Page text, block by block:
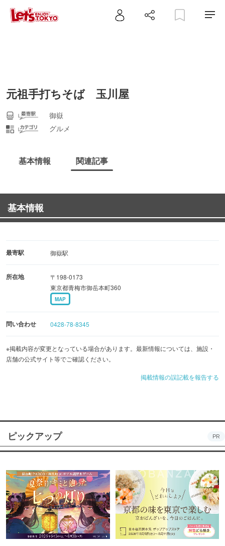
元祖手打ちそば 玉川屋
御嶽
グルメ
基本情報 関連記事
基本情報
最寄駅 御嶽駅
所在地
〒198-0173
東京都青梅市御岳本町360
MAP
問い合わせ 0428-78-8345
※掲載内容が変更となっている場合があります。最新情報については、施設・
店舗の公式サイト等でご確認ください。
掲載情報の誤記載を報告する
ピックアップ PR